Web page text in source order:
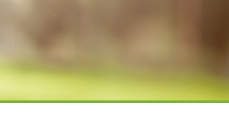
김수연(경기 수원시)
류민우(경남 양산시)